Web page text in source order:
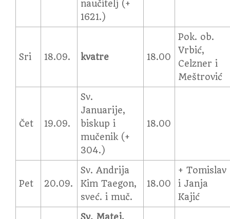
naučitelj (+
1621.)
Sri 18.09. kvatre 18.00
Pok. ob.
Vrbić,
Celzner i
Meštrović
Čet 19.09.
Sv.
Januarije,
biskup i
mučenik (+
304.)
18.00
Pet 20.09.
Sv. Andrija
Kim Taegon,
sveć. i muč.
18.00
+ Tomislav
i Janja
Kajić
Sv. Matej,